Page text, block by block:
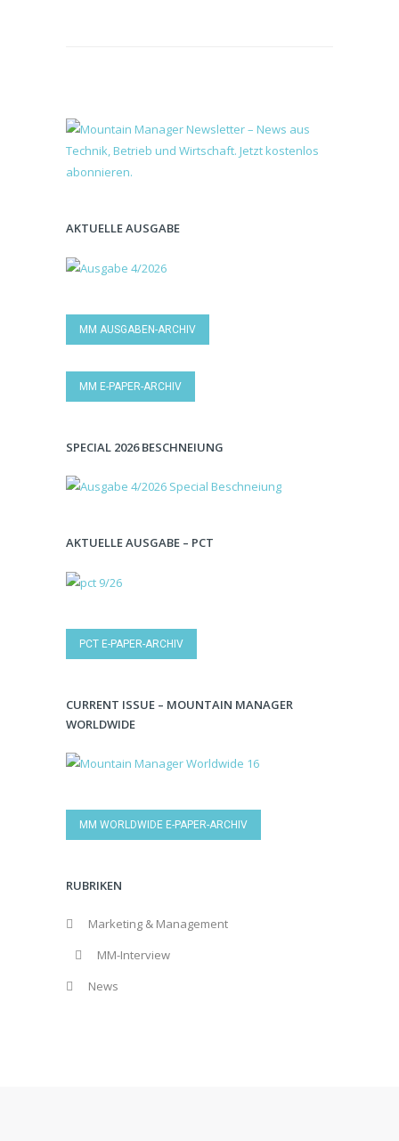
AKTUELLE AUSGABE
MM AUSGABEN-ARCHIV
MM E-PAPER-ARCHIV
SPECIAL 2026 BESCHNEIUNG
AKTUELLE AUSGABE – PCT
PCT E-PAPER-ARCHIV
CURRENT ISSUE – MOUNTAIN MANAGER
WORLDWIDE
MM WORLDWIDE E-PAPER-ARCHIV
RUBRIKEN
Marketing & Management
MM-Interview
News